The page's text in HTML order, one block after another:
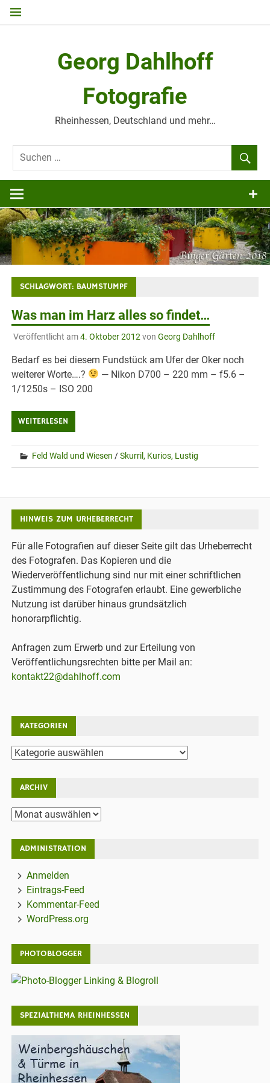
Zum
Georg Dahlhoff
Fotografie
Rheinhessen, Deutschland und mehr…
SCHLAGWORT: BAUMSTUMPF
Was man im Harz alles so findet…
Veröffentlicht am4. Oktober 2012 von Georg Dahlhoff
Bedarf es bei diesem Fundstück am Ufer der Oker noch
weiterer Worte….?
— Nikon D700 – 220 mm – f5.6 –
1/1250s – ISO 200
WEITERLESEN
Feld Wald und Wiesen /Skurril, Kurios, Lustig
HINWEIS ZUM URHEBERRECHT
Für alle Fotografien auf dieser Seite gilt das Urheberrecht
des Fotografen. Das Kopieren und die
Wiederveröffentlichung sind nur mit einer schriftlichen
Zustimmung des Fotografen erlaubt. Eine gewerbliche
Nutzung ist darüber hinaus grundsätzlich
honorarpflichtig.
Anfragen zum Erwerb und zur Erteilung von
Veröffentlichungsrechten bitte per Mail an:
kontakt22@dahlhoff.com
KATEGORIEN
Kategorien
ARCHIV
Archiv
ADMINISTRATION
Anmelden
Eintrags-Feed
Kommentar-Feed
WordPress.org
PHOTOBLOGGER
SPEZIALTHEMA RHEINHESSEN